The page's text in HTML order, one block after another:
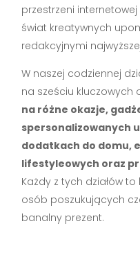
przestrzeni internetowej
świat kreatywnych
redakcyjnymi
W naszej codziennej
na sześciu kluczowych
na różne okazje,
spersonalizowanych
dodatkach do domu,
lifestyleowych oraz
Każdy z tych działów
osób poszukujących
banalny prezent.